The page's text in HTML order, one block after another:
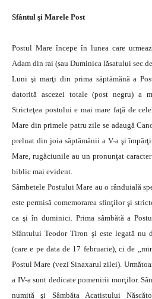
Sfântul şi Marele Post
Postul Mare începe în lunea care
Adam din rai (sau Duminica lăsatului sec
Luni şi marţi din prima săptămănă a
datorită ascezei totale (post negru) a
Stricteţea postului e mai mare faţă de
Mare din primele patru zile se adaugă
preluat din joia săptămânii a V-a şi
Mare, rugăciunile au un pronunţat
biblic mai evident.
Sâmbetele Postului Mare au o rânduială
este permisă comemorarea sfinţilor şi
ca şi în duminici. Prima sâmbătă a
Sfântului Teodor Tiron şi este legată nu
(care e pe data de 17 februarie), ci de
Postul Mare (vezi Sinaxarul zilei).
a IV-a sunt dedicate pomenirii morţilor.
numită şi Sâmbăta Acatistului